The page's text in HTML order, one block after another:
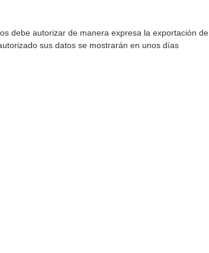
debe autorizar de manera expresa la exportación
sus datos se mostrarán en unos días